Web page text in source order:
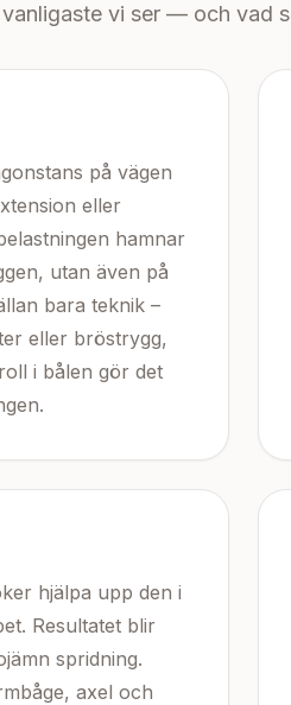
vi ser — och vad
på vägen
eller
hamnar
utan även på
bara teknik –
eller bröstrygg,
i bålen gör det
hjälpa upp den i
Resultatet blir
spridning.
axel och